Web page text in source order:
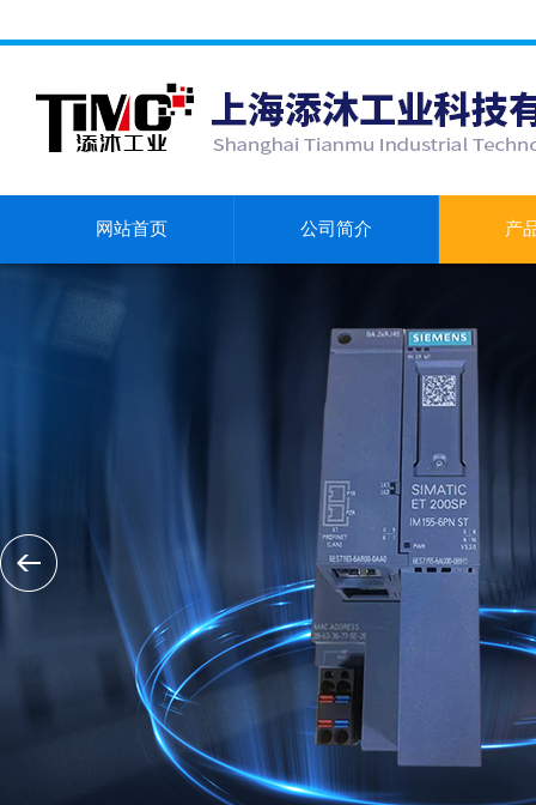
网站首页 公司简介 产